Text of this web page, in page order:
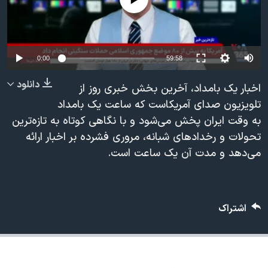
فرهنگ و زندگی
حقوق شهروندی
اقتصادی
اسرائیل در جنگ
گالری عکس
آرشیو پخش زنده
مستندها
انتخابات ریاست جمهوری آمریکا ۲۰۲۴
حمله جمهوری اسلامی به اسرائیل
ورزش زنان در ایران
اعتراضات زن، زندگی، آزادی
مجموعه مستندهای دادخواهی
تریبونال مردمی آبان ۹۸
چهل سال گروگان‌گیری
دنبال کنید
زبانهای مختلف
Auto
240p
360p
480p
720p
1080p
0:00 59:58 Auto
480p
720p
دانلود
اخبار یک بامداد، آخرین بخش خبری روز از
تلویزیون صدای آمریکاست که ساعت یک بامداد
به وقت ایران پخش می‌شود و با نگاهی کوتاه به تازه‌ترین
تحولات و رخدادهای شبانه، مروری فشرده بر اخبار ارائه
می‌دهد و مدت آن یک ساعت است.
اشتراک